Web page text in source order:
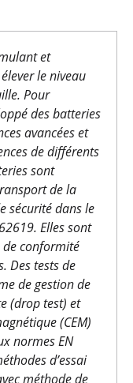
et
le niveau
Pour
des batteries
avancées et
de différents
sont
de la
sécurité dans le
Elles sont
de conformité
Des tests de
de gestion de
(drop test) et
(CEM)
normes EN
d’essai
méthode de